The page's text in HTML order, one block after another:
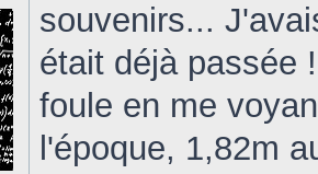
souvenirs...
était déjà passée
foule en me
l'époque, 1,82m